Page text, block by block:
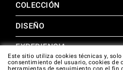
COLECCIÓN
SuperOven
Accesorios
DISEÑO
Design Lounge
EXPERIENCIA
APOYO
Este sitio utiliza cookies técnicas y, solo
consentimiento del usuario, cookies de
herramientas de seguimiento con el fin